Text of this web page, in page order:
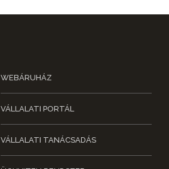
WEBÁRUHÁZ
VÁLLALATI PORTÁL
VÁLLALATI TANÁCSADÁS